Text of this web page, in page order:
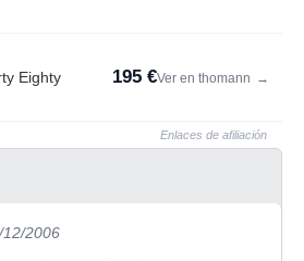
Eighty 195 €Ver en thomann →
Enlaces de afiliación
12/2006